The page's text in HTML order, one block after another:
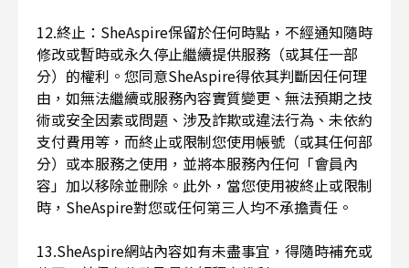
12.終止：SheAspire保留於任何時點，不經通知隨時
修改或暫時或永久停止繼續提供服務（或其任一部
分）的權利。您同意SheAspire得依其判斷因任何理
由，如無法繼續或服務內容實質變更、無法預期之技
術或安全因素或問題、涉及詐欺或違法行為、未依約
支付費用等，而終止或限制您使用帳號（或其任何部
分）或本服務之使用，並將本服務內任何「會員內
容」加以移除並刪除。此外，當您使用被終止或限制
時，SheAspire對您或任何第三人均不承擔責任。
13.SheAspire網站內容如有未盡事宜，得隨時補充或